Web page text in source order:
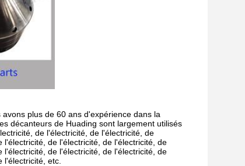
plus de 60 ans d'expérience dans la
décanteurs de Huading sont largement utilisés
de l'électricité, de l'électricité, de
de l'électricité, de l'électricité, de
de l'électricité, de l'électricité, de
etc.